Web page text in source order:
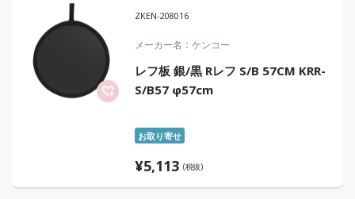
ZKEN-208016
メーカー名 ケンコー
レフ板 銀/黒 Rレフ S/B 57CM KRR-
S/B57 φ57cm
お取り寄せ
¥5,113 (税抜)